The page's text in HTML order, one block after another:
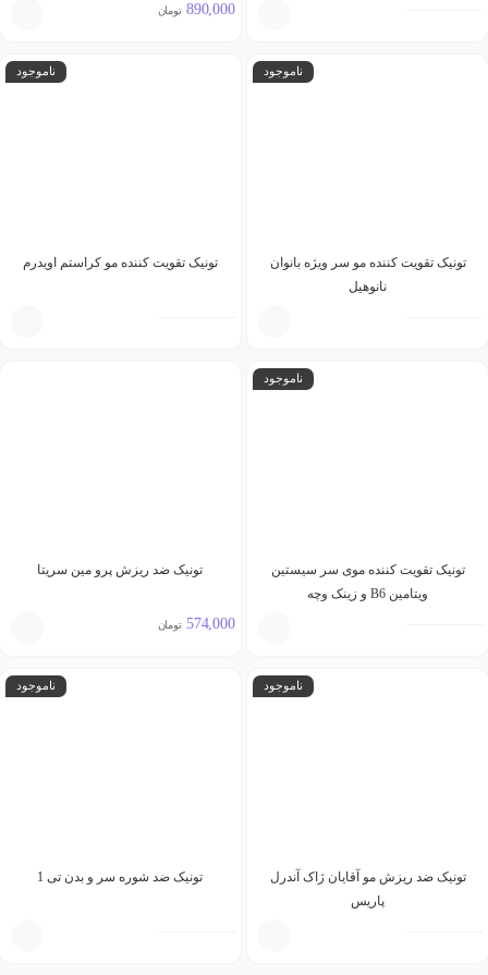
890,000 تومان
ناموجود
تونیک تقویت کننده مو سر ویژه بانوان
نانوهیل
ناموجود
تونیک تقویت کننده مو کراستم اویدرم
ناموجود
تونیک تقویت کننده موی سر سیستین
ویتامین B6 و زینک وچه
تونیک ضد ریزش پرو مین سریتا
574,000 تومان
ناموجود
تونیک ضد ریزش مو آقایان ژاک آندرل
پاریس
ناموجود
تونیک ضد شوره سر و بدن تی 1